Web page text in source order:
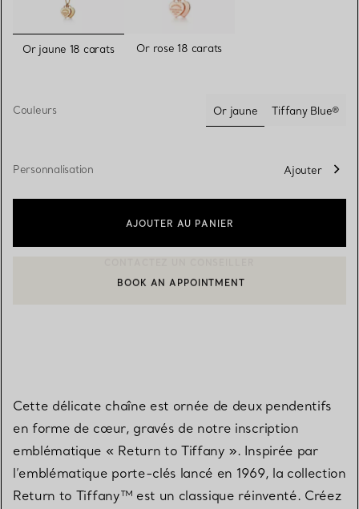
sélectionnés
Or jaune 18 carats Or rose 18 carats
Couleurs
Or jaune
sélectionnés
Tiffany Blue®
Personnalisation Ajouter
AJOUTER AU PANIER
CONTACTER UN CONSEILLER CLIENT OU PRENDRE RENDEZ-
BOOK AN APPOINTMENT
Cette délicate chaîne est ornée de deux pendentifs
en forme de cœur, gravés de notre inscription
emblématique « Return to Tiffany ». Inspirée par
l’emblématique porte-clés lancé en 1969, la collection
Return to Tiffany™ est un classique réinventé. Créez